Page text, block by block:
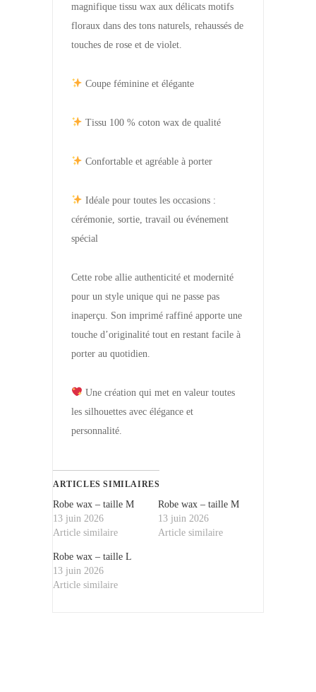
magnifique tissu wax aux délicats motifs
floraux dans des tons naturels, rehaussés de
touches de rose et de violet.
Coupe féminine et élégante
Tissu 100 % coton wax de qualité
Confortable et agréable à porter
Idéale pour toutes les occasions :
cérémonie, sortie, travail ou événement
spécial
Cette robe allie authenticité et modernité
pour un style unique qui ne passe pas
inaperçu. Son imprimé raffiné apporte une
touche d’originalité tout en restant facile à
porter au quotidien.
Une création qui met en valeur toutes
les silhouettes avec élégance et
personnalité.
ARTICLES SIMILAIRES
Robe wax – taille M
13 juin 2026
Article similaire
Robe wax – taille M
13 juin 2026
Article similaire
Robe wax – taille L
13 juin 2026
Article similaire